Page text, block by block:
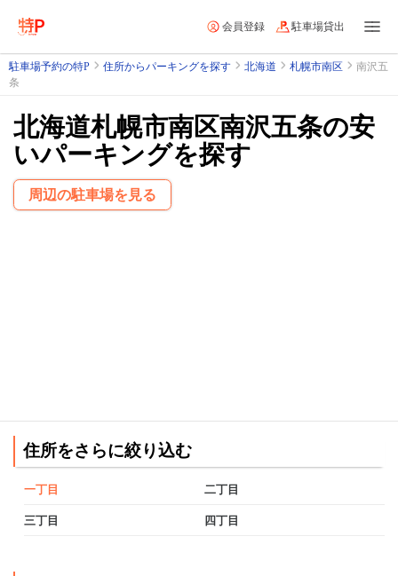
会員登録 駐車場貸出
駐車場予約の特P 住所からパーキングを探す 北海道 札幌市南区
南沢五
条
北海道札幌市南区南沢五条の安
いパーキングを探す
周辺の駐車場を見る
住所をさらに絞り込む
一丁目 二丁目
三丁目 四丁目